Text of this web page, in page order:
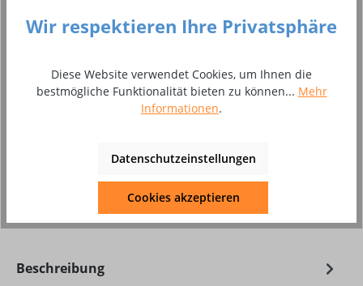
Varianteauswählen
Produkt Anzahl: Gib den gewünschten
In den Warenkorb
Zum Merkzettel hinzufügen
10013578
Beschreibung
Wir respektieren Ihre Privatsphäre
Diese Website verwendet Cookies, um Ihnen die
bestmögliche Funktionalität bieten zu können... Mehr
Informationen.
Datenschutzeinstellungen
Cookies akzeptieren